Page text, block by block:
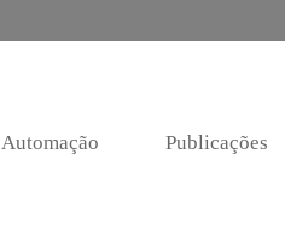
Automação Publicações